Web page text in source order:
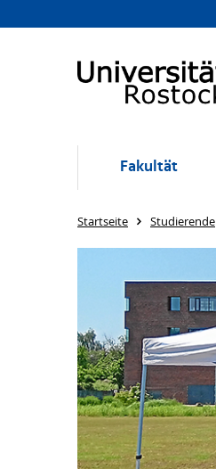
Fakultät
Startseite Studierende